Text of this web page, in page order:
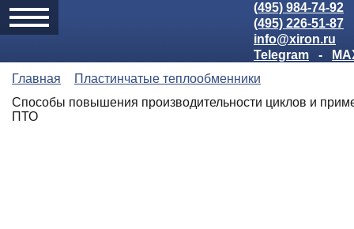
(495) 984-74-92
(495) 226-51-87
info@xiron.ru
Telegram
-
Главная
Пластинчатые теплообменники
Способы повышения производительности циклов и
ПТО